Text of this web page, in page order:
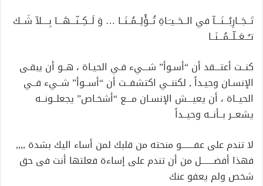
تَــجَــارِبُـــنَـــآ في الــحَــيـَـاةِ تُــؤْلِــمُــنَــا … وَ لَــكِــنّـــهَـــا بِــــلآ شَــك
تـُــعَــلّــمُـــنَــا
كنــت أعتـــقد أن “أسـوأ” شـــيء فـي الحيـاة ، هــو أن يبقـى
الإنسـان وحيـداً , لكننــي اكتشفــت أن “أســوأ” شــيء فــي
الحيــاة ، أن يعيـــش الإنسـان مـــع “أشخـاص” يجعلــونــه
يشعــر بــأنــه وحيــداً
لا تندم على عفـــــــو منحته من قلبك لمن أساء اليك بشدة ,,,,
فهذا أفضـــــــل من أن تندم على إساءة فعلتها أنت فى حق
شخص ولم يعفو عنك